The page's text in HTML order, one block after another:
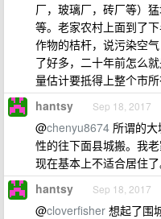
厂，玻璃厂，砖厂等）
等。老家农村上面到了
作物的桔杆，说污染空
了好多，二十年前怎么
量估计要抵得上整个市所
hantsy Sep 18, 2017
@chenyu8674 所谓的
性的往下面县城搬。我
现在基本上不适合居住了
hantsy Sep 18, 2017
@cloverfisher 想起了围